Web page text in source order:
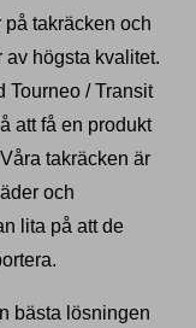
takräcken och
av högsta kvalitet.
Tourneo / Transit
att få en produkt
takräcken är
och
lita på att de
bästa lösningen